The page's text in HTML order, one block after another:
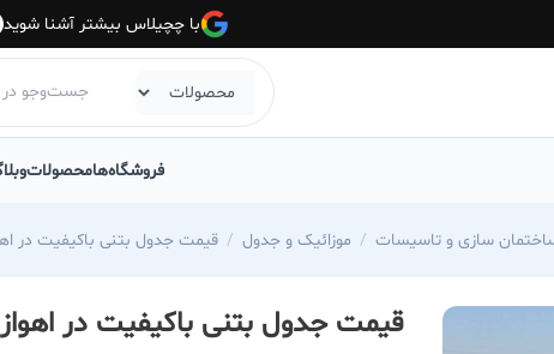
با چچیلاس بیشتر آشنا شوید
فروشگاه‌هامحصولات
سازی و تاسیسات موزائیک و جدول قیمت جدول بتنی باکیفیت در
قیمت جدول بتنی باکیفیت در اهواز